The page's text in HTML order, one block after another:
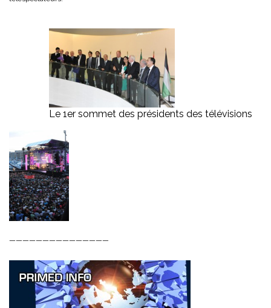
Le 1er sommet des présidents des télévisions
———————————————